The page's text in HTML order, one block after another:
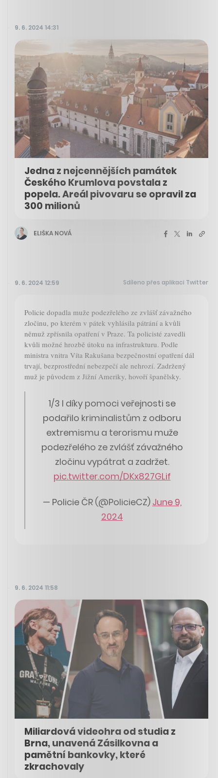
9. 6. 2024 14:31
Jedna z nejcennějších památek
Českého Krumlova povstala z
popela. Areál pivovaru se opravil za
300 milionů
ELIŠKA NOVÁ
9. 6. 2024 12:59 Sdíleno přes aplikaci Twitter
Policie dopadla muže podezřelého ze zvlášť závažného
zločinu, po kterém v pátek vyhlásila pátrání a kvůli
němuž zpřísnila opatření v Praze. Ta policisté zavedli
kvůli možné hrozbě útoku na infrastrukturu. Podle
ministra vnitra Víta Rakušana bezpečnostní opatření dál
trvají, bezprostřední nebezpečí ale nehrozí. Zadržený
muž je původem z Jižní Ameriky, hovoří španělsky.
1/3 I díky pomoci veřejnosti se
podařilo kriminalistům z odboru
extremismu a terorismu muže
podezřelého ze zvlášť závažného
zločinu vypátrat a zadržet.
pic.twitter.com/DKx827GLif
— Policie ČR (@PolicieCZ) June 9,
2024
9. 6. 2024 11:58
Miliardová videohra od studia z
Brna, unavená Zásilkovna a
pamětní bankovky, které
zkrachovaly